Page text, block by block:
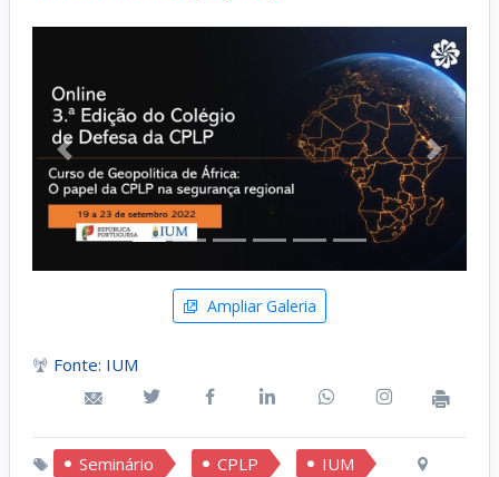
Anterior Próximo
Ampliar Galeria
Fonte: IUM
Seminário CPLP
IUM